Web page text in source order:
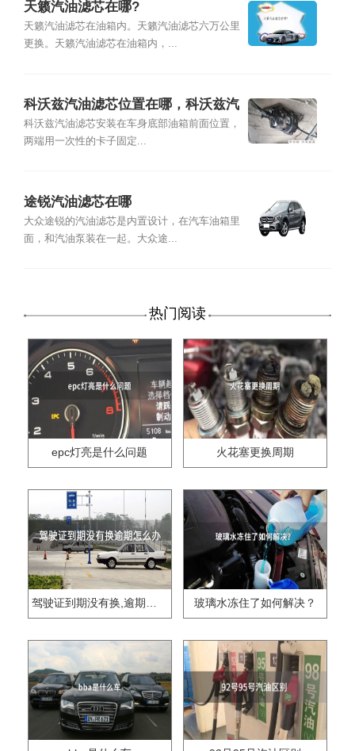
天籁汽油滤芯在哪?
天籁汽油滤芯在油箱内。天籁汽油滤芯六万公里
更换。天籁汽油滤芯在油箱内，...
科沃兹汽油滤芯位置在哪，科沃兹汽
油滤芯型号规格
科沃兹汽油滤芯安装在车身底部油箱前面位置，
两端用一次性的卡子固定...
途锐汽油滤芯在哪
大众途锐的汽油滤芯是内置设计，在汽车油箱里
面，和汽油泵装在一起。大众途...
热门阅读
epc灯亮是什么问题 火花塞更换周期
驾驶证到期没有换,逾期怎么办?? 玻璃水冻住了如何解决？